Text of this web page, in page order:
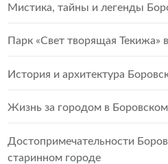
Мистика, тайны и легенды
Парк «Свет творящая Текижа»
История и архитектура
Жизнь за городом в
Достопримечательности
старинном городе